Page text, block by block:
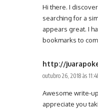
Hi there. I
searching for a
appears great. I
bookmarks to
http://
outubro 26, 2018 às
Awesome write-
appreciate you